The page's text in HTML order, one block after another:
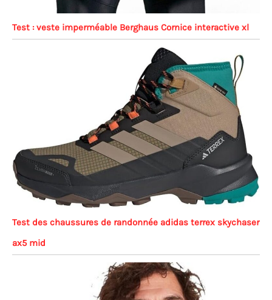
Test : veste imperméable Berghaus Cornice interactive xl
Test des chaussures de randonnée adidas terrex skychaser
ax5 mid